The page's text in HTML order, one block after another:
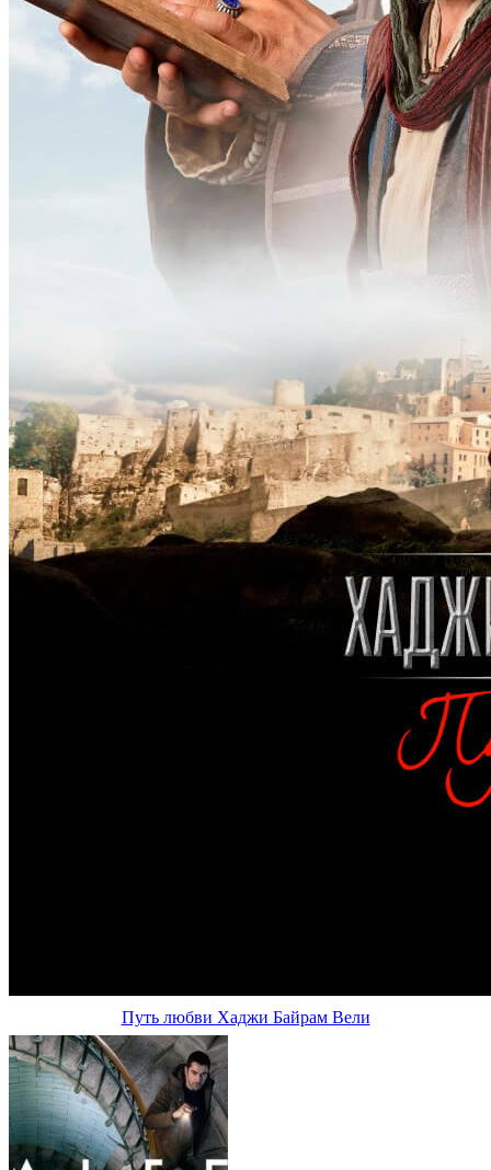
Путь любви Хаджи Байрам Вели